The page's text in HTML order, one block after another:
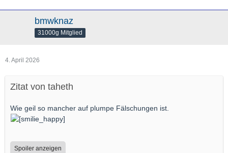
bmwknaz
31000g Mitglied
4. April 2026
Zitat von taheth
Wie geil so mancher auf plumpe Fälschungen ist.
Spoiler anzeigen